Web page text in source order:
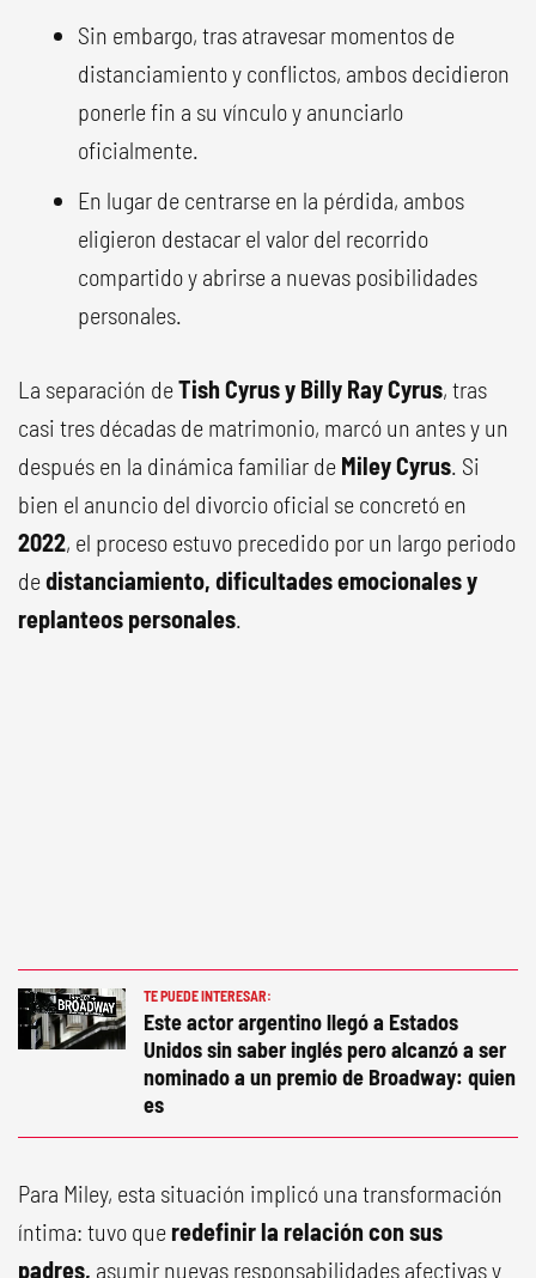
Sin embargo, tras atravesar momentos de
distanciamiento y conflictos, ambos decidieron
ponerle fin a su vínculo y anunciarlo
oficialmente.
En lugar de centrarse en la pérdida, ambos
eligieron destacar el valor del recorrido
compartido y abrirse a nuevas posibilidades
personales.
La separación deTish Cyrus y Billy Ray Cyrus, tras
casi tres décadas de matrimonio, marcó un antes y un
después en la dinámica familiar de Miley Cyrus. Si
bien el anuncio del divorcio oficial se concretó en
2022, el proceso estuvo precedido por un largo periodo
dedistanciamiento, dificultades emocionales y
replanteos personales.
TE PUEDE INTERESAR:
Este actor argentino llegó a Estados
Unidos sin saber inglés pero alcanzó a ser
nominado a un premio de Broadway: quien
es
Para Miley, esta situación implicó una transformación
íntima: tuvo que redefinir la relación con sus
padres, asumir nuevas responsabilidades afectivas y